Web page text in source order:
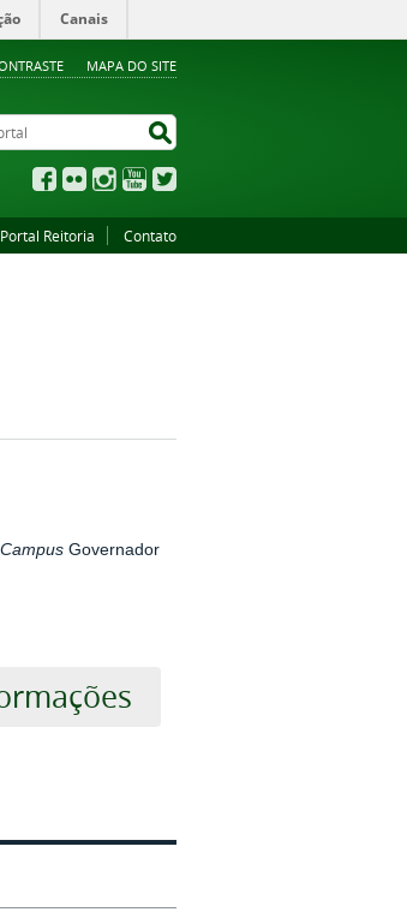
MAPA DO SITE
Canais
Facebook
Flickr InstagramYouTube
Portal Reitoria Contato
CampusGovernador